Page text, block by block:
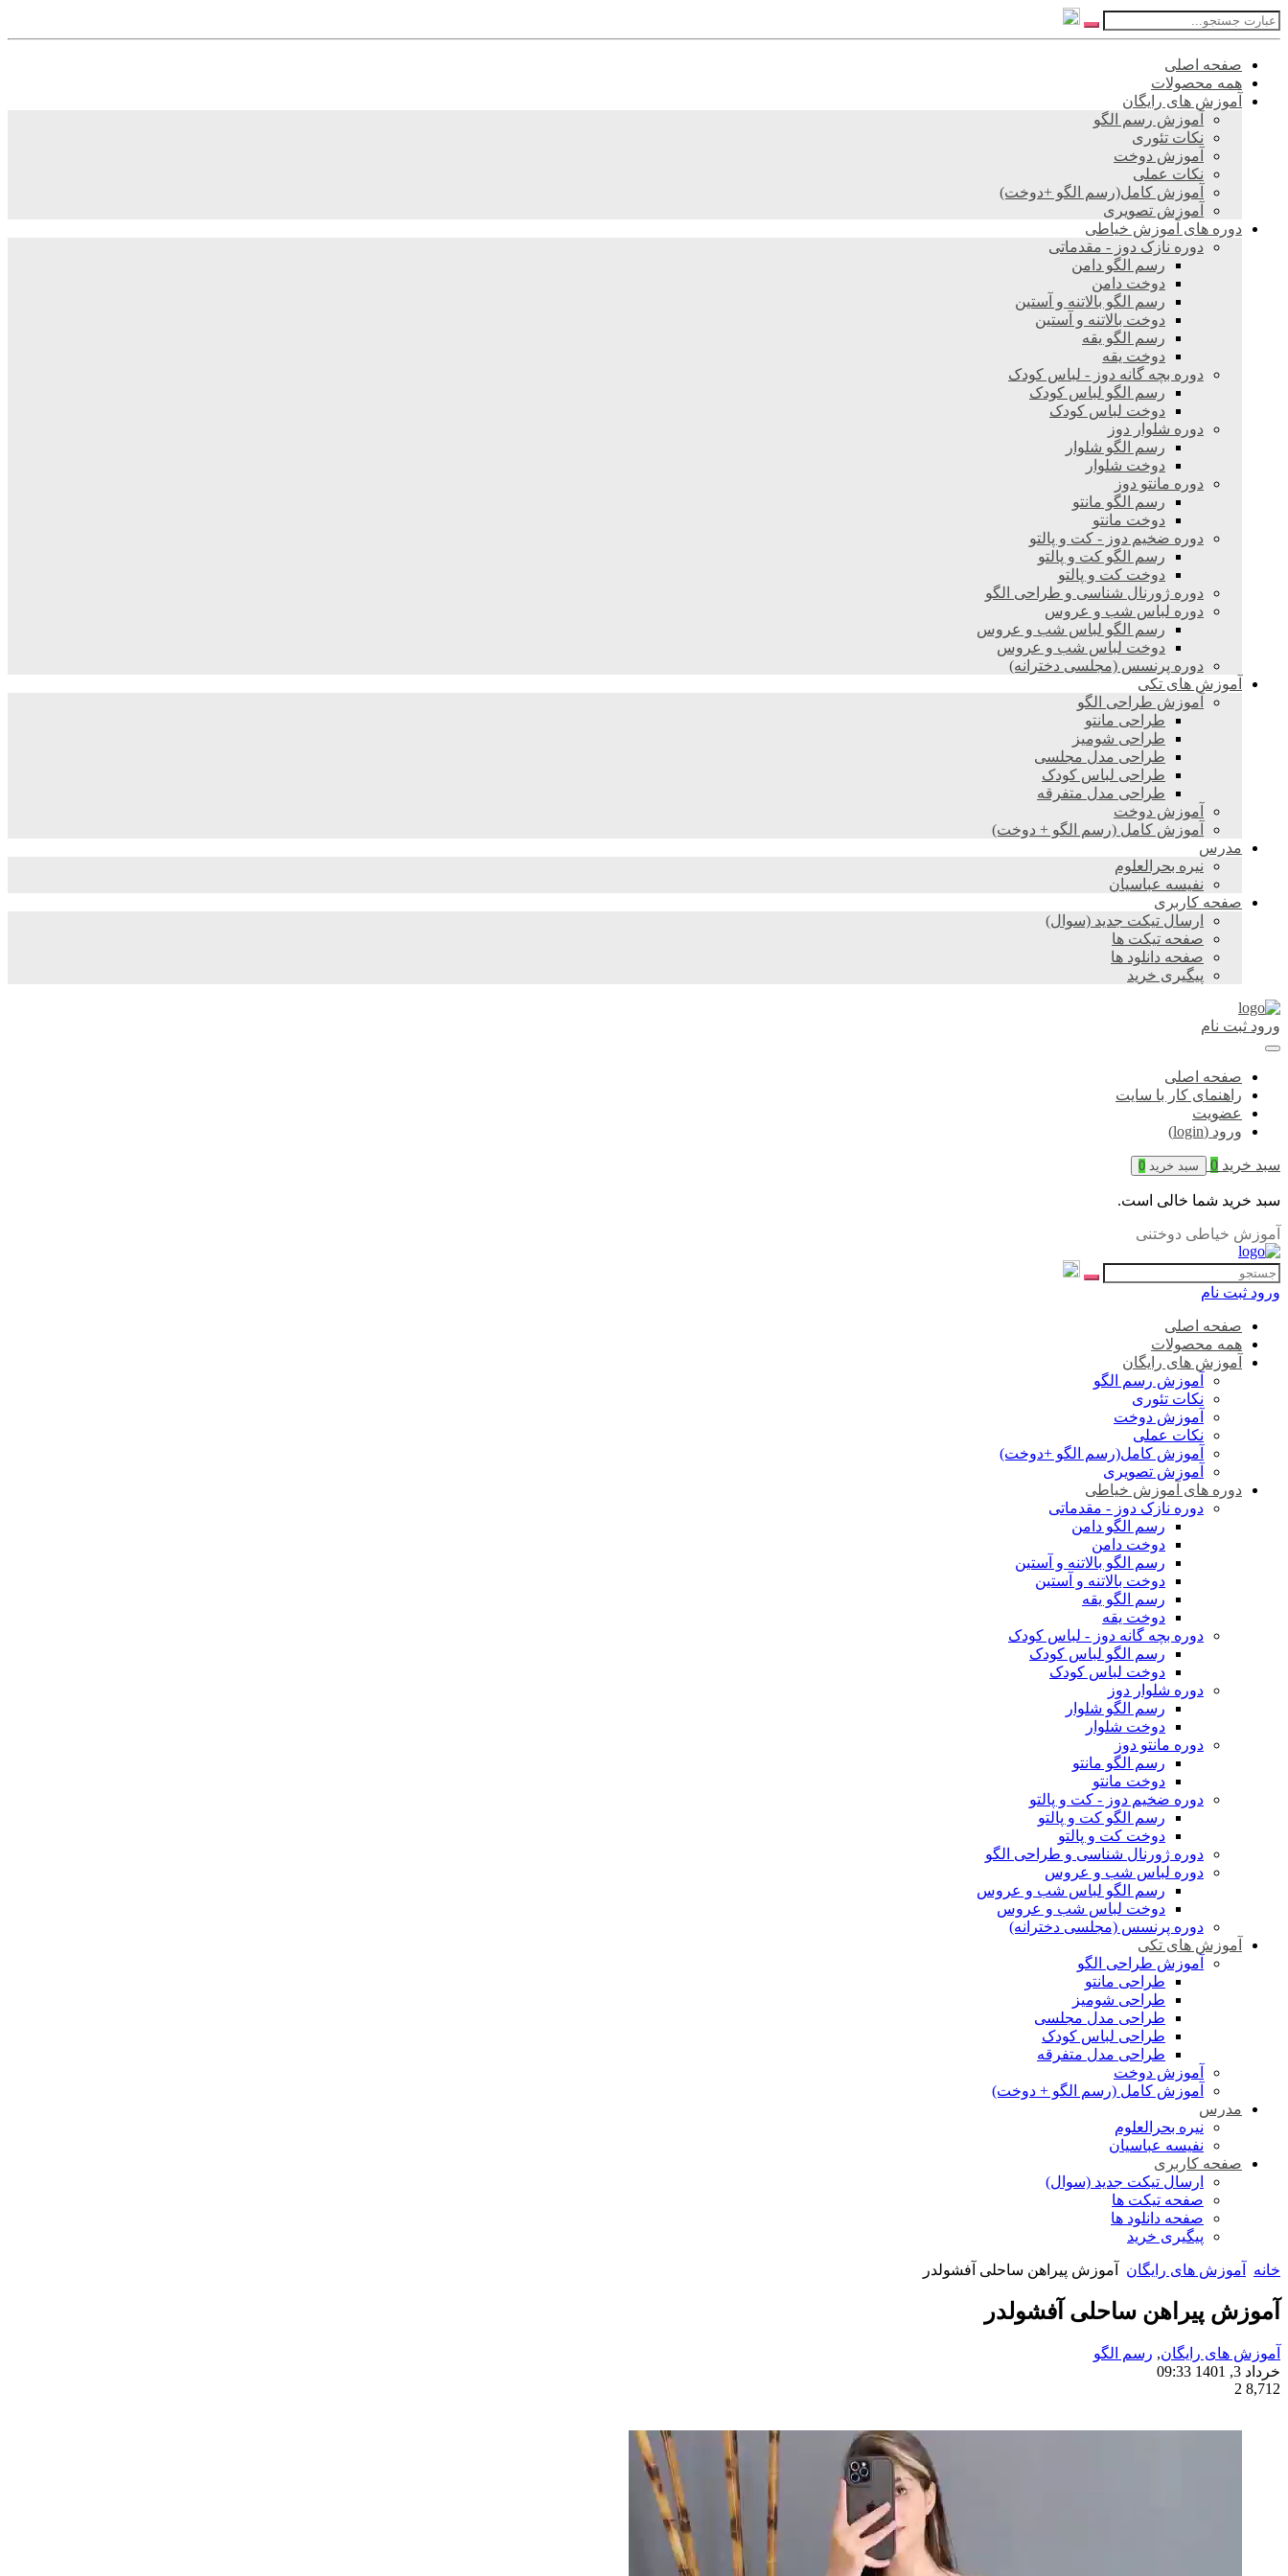
صفحه اصلی
همه محصولات
آموزش های رایگان
آموزش رسم الگو
نکات تئوری
آموزش دوخت
نکات عملی
آموزش کامل(رسم الگو +دوخت)
آموزش تصویری
دوره های آموزش خیاطی
دوره نازک دوز - مقدماتی
رسم الگو دامن
دوخت دامن
رسم الگو بالاتنه و آستین
دوخت بالاتنه و آستین
رسم الگو یقه
دوخت یقه
دوره بچه گانه دوز - لباس کودک
رسم الگو لباس کودک
دوخت لباس کودک
دوره شلوار دوز
رسم الگو شلوار
دوخت شلوار
دوره مانتو دوز
رسم الگو مانتو
دوخت مانتو
دوره ضخیم دوز - کت و پالتو
رسم الگو کت و پالتو
دوخت کت و پالتو
دوره ژورنال شناسی و طراحی الگو
دوره لباس شب و عروس
رسم الگو لباس شب و عروس
دوخت لباس شب و عروس
دوره پرنسس (مجلسی دخترانه)
آموزش های تکی
آموزش طراحی الگو
طراحی مانتو
طراحی شومیز
طراحی مدل مجلسی
طراحی لباس کودک
طراحی مدل متفرقه
آموزش دوخت
آموزش کامل (رسم الگو + دوخت)
مدرس
نیره بحرالعلوم
نفیسه عباسیان
صفحه کاربری
ارسال تیکت جدید (سوال)
صفحه تیکت ها
صفحه دانلود ها
پیگیری خرید
ورود ثبت نام
صفحه اصلی
راهنمای کار با سایت
عضویت
ورود (login)
سبد خرید 0 سبد خرید 0
سبد خرید شما خالی است.
آموزش خیاطی دوختنی
ورود ثبت نام
صفحه اصلی
همه محصولات
آموزش های رایگان
آموزش رسم الگو
نکات تئوری
آموزش دوخت
نکات عملی
آموزش کامل(رسم الگو +دوخت)
آموزش تصویری
دوره های آموزش خیاطی
دوره نازک دوز - مقدماتی
رسم الگو دامن
دوخت دامن
رسم الگو بالاتنه و آستین
دوخت بالاتنه و آستین
رسم الگو یقه
دوخت یقه
دوره بچه گانه دوز - لباس کودک
رسم الگو لباس کودک
دوخت لباس کودک
دوره شلوار دوز
رسم الگو شلوار
دوخت شلوار
دوره مانتو دوز
رسم الگو مانتو
دوخت مانتو
دوره ضخیم دوز - کت و پالتو
رسم الگو کت و پالتو
دوخت کت و پالتو
دوره ژورنال شناسی و طراحی الگو
دوره لباس شب و عروس
رسم الگو لباس شب و عروس
دوخت لباس شب و عروس
دوره پرنسس (مجلسی دخترانه)
آموزش های تکی
آموزش طراحی الگو
طراحی مانتو
طراحی شومیز
طراحی مدل مجلسی
طراحی لباس کودک
طراحی مدل متفرقه
آموزش دوخت
آموزش کامل (رسم الگو + دوخت)
مدرس
نیره بحرالعلوم
نفیسه عباسیان
صفحه کاربری
ارسال تیکت جدید (سوال)
صفحه تیکت ها
صفحه دانلود ها
پیگیری خرید
خانه آموزش های رایگان آموزش پیراهن ساحلی آفشولدر
آموزش پیراهن ساحلی آفشولدر
آموزش های رایگان, رسم الگو
خرداد 3, 1401 09:33
8,712
2